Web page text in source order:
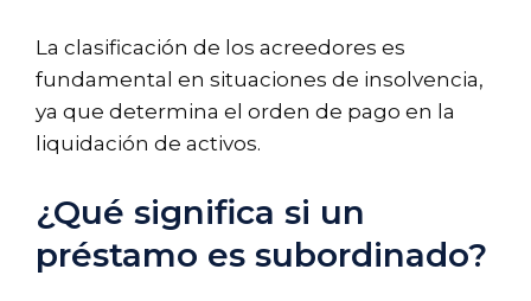
La clasificación de los acreedores es
fundamental en situaciones de insolvencia,
ya que determina el orden de pago en la
liquidación de activos.
¿Qué significa si un
préstamo es subordinado?